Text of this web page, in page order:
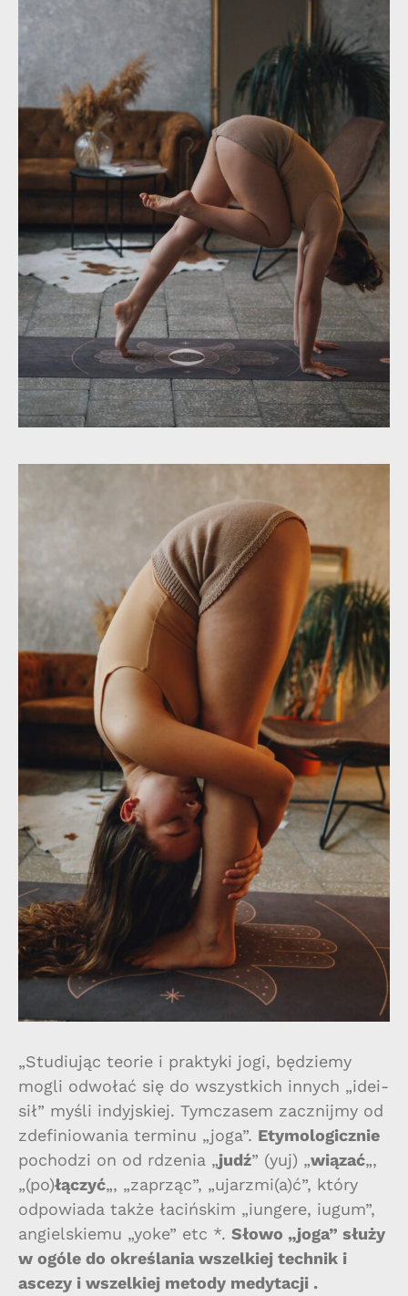
„Studiując teorie i praktyki jogi, będziemy
mogli odwołać się do wszystkich innych „idei-
sił” myśli indyjskiej. Tymczasem zacznijmy od
zdefiniowania terminu „joga”. Etymologicznie
pochodzi on od rdzenia „judź” (yuj) „wiązać„,
„(po)łączyć„, „zaprząc”, „ujarzmi(a)ć”, który
odpowiada także łacińskim „iungere, iugum”,
angielskiemu „yoke” etc *. Słowo „joga” służy
w ogóle do określania wszelkiej technik i
ascezy i wszelkiej metody medytacji .